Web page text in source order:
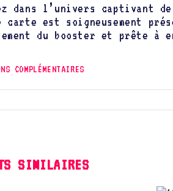
dans l’univers captivant
carte est soigneusement
du booster et prête
COMPLÉMENTAIRES
SIMILAIRES